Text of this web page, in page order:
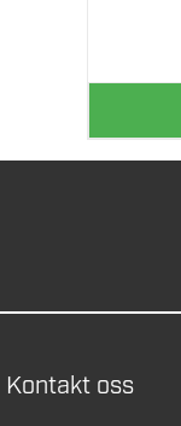
Kontakt oss